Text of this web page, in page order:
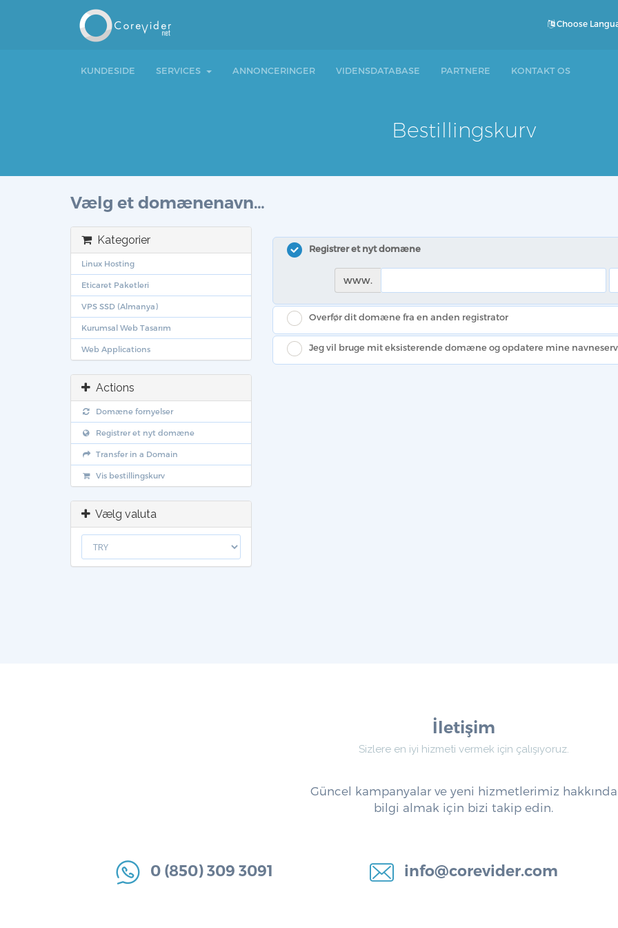
Choose
KUNDESIDE SERVICES ANNONCERINGER VIDENSDATABASE PARTNERE KONTAKT OS
Bestillingskurv
Vælg et domænenavn…
Kategorier
Linux Hosting
Eticaret Paketleri
VPS SSD (Almanya)
Kurumsal Web Tasarım
Web Applications
Actions
Domæne fornyelser
Registrer et nyt domæne
Transfer in a Domain
Vis bestillingskurv
Vælg valuta
Registrer et nyt domæne
www.
Overfør dit domæne fra en anden registrator
Jeg vil bruge mit eksisterende domæne og opdatere mine
İletişim
Sizlere en iyi hizmeti vermek için çalışıyoruz.
Güncel kampanyalar ve yeni hizmetlerimiz hakkında
bilgi almak için bizi takip edin.
0 (850) 309 3091 info@corevider.com